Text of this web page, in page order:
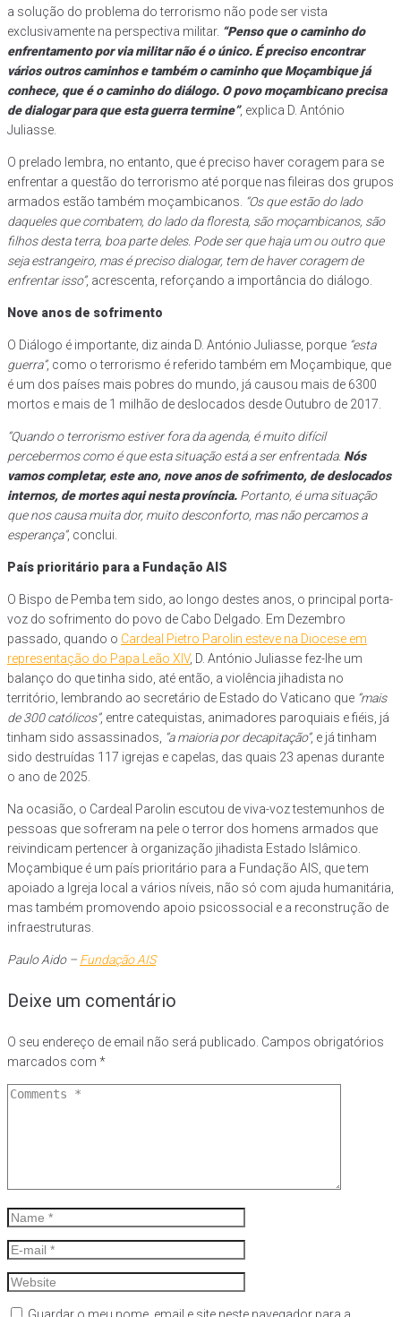
a solução do problema do terrorismo não pode ser vista
exclusivamente na perspectiva militar. “Penso que o caminho do
enfrentamento por via militar não é o único. É preciso encontrar
vários outros caminhos e também o caminho que Moçambique já
conhece, que é o caminho do diálogo. O povo moçambicano precisa
de dialogar para que esta guerra termine”, explica D. António
Juliasse.
O prelado lembra, no entanto, que é preciso haver coragem para se
enfrentar a questão do terrorismo até porque nas fileiras dos grupos
armados estão também moçambicanos. “Os que estão do lado
daqueles que combatem, do lado da floresta, são moçambicanos, são
filhos desta terra, boa parte deles. Pode ser que haja um ou outro que
seja estrangeiro, mas é preciso dialogar, tem de haver coragem de
enfrentar isso”, acrescenta, reforçando a importância do diálogo.
Nove anos de sofrimento
O Diálogo é importante, diz ainda D. António Juliasse, porque “esta
guerra”, como o terrorismo é referido também em Moçambique, que
é um dos países mais pobres do mundo, já causou mais de 6300
mortos e mais de 1 milhão de deslocados desde Outubro de 2017.
“Quando o terrorismo estiver fora da agenda, é muito difícil
percebermos como é que esta situação está a ser enfrentada. Nós
vamos completar, este ano, nove anos de sofrimento, de deslocados
internos, de mortes aqui nesta província. Portanto, é uma situação
que nos causa muita dor, muito desconforto, mas não percamos a
esperança”, conclui.
País prioritário para a Fundação AIS
O Bispo de Pemba tem sido, ao longo destes anos, o principal porta-
voz do sofrimento do povo de Cabo Delgado. Em Dezembro
passado, quando o Cardeal Pietro Parolin esteve na Diocese em
representação do Papa Leão XIV, D. António Juliasse fez-lhe um
balanço do que tinha sido, até então, a violência jihadista no
território, lembrando ao secretário de Estado do Vaticano que “mais
de 300 católicos”, entre catequistas, animadores paroquiais e fiéis, já
tinham sido assassinados, “a maioria por decapitação”, e já tinham
sido destruídas 117 igrejas e capelas, das quais 23 apenas durante
o ano de 2025.
Na ocasião, o Cardeal Parolin escutou de viva-voz testemunhos de
pessoas que sofreram na pele o terror dos homens armados que
reivindicam pertencer à organização jihadista Estado Islâmico.
Moçambique é um país prioritário para a Fundação AIS, que tem
apoiado a Igreja local a vários níveis, não só com ajuda humanitária,
mas também promovendo apoio psicossocial e a reconstrução de
infraestruturas.
Paulo Aido – Fundação AIS
Deixe um comentário
O seu endereço de email não será publicado. Campos obrigatórios
marcados com *
Guardar o meu nome, email e site neste navegador para a